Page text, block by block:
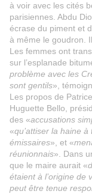
à voir avec les cités
parisiennes. Abdu
écrase du piment et
à même le goudron.
Les femmes ont
sur l’esplanade
problème avec les
sont gentils»,
Les propos de
Huguette Bello,
des «accusations
«qu’attiser la haine
émissaires», et «
réunionnais». Dans
que le maire aurait «
étaient à l’origine de
peut être tenue